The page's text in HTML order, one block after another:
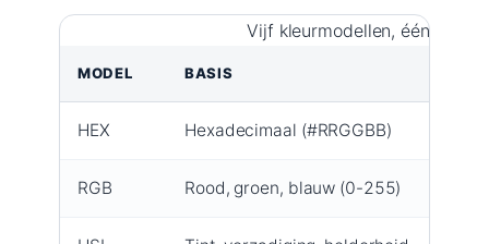
Vijf kleurmodellen, één
MODEL BASIS
HEX Hexadecimaal (#RRGGBB)
RGB Rood, groen, blauw (0-255)